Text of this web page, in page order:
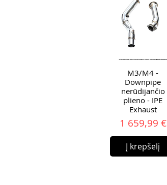
M3/M4 -
Downpipe
nerūdijančio
plieno - IPE
Exhaust
Kaina
1 659,99 €
Į krepšelį